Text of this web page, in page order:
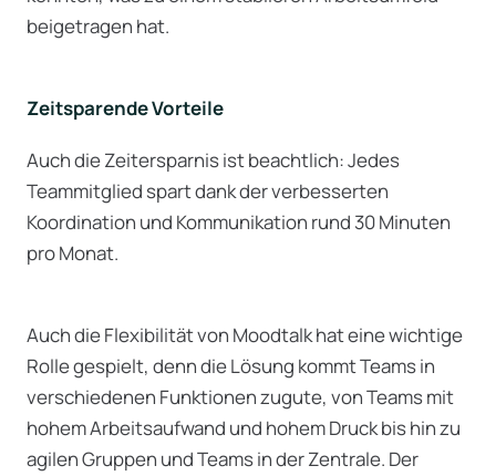
beigetragen hat.
Zeitsparende Vorteile
Auch die Zeitersparnis ist beachtlich: Jedes
Teammitglied spart dank der verbesserten
Koordination und Kommunikation rund 30 Minuten
pro Monat.
Auch die Flexibilität von Moodtalk hat eine wichtige
Rolle gespielt, denn die Lösung kommt Teams in
verschiedenen Funktionen zugute, von Teams mit
hohem Arbeitsaufwand und hohem Druck bis hin zu
agilen Gruppen und Teams in der Zentrale. Der